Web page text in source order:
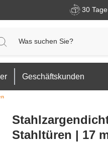
30
Geschäftskunden
Stahltüren | 17